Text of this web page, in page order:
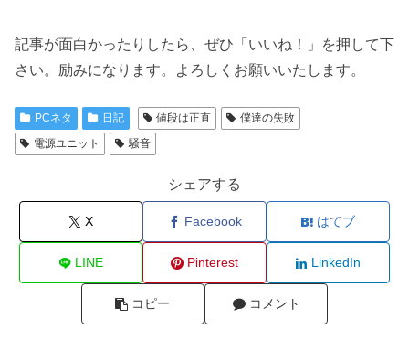
記事が面白かったりしたら、ぜひ「いいね！」を押して下
さい。励みになります。よろしくお願いいたします。
PCネタ 日記 値段は正直
僕達の失敗
電源ユニット
騒音
シェアする
X Facebook はてブ
LINE Pinterest LinkedIn
コピー コメント